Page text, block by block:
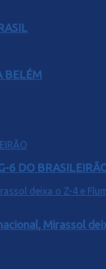
BELÉM
6 DO
Mirassol